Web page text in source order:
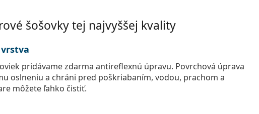
šošovky tej najvyššej kvality
pridávame zdarma antireflexnú úpravu. Povrchová úprava
oslneniu a chráni pred poškriabaním, vodou, prachom a
môžete ľahko čistiť.